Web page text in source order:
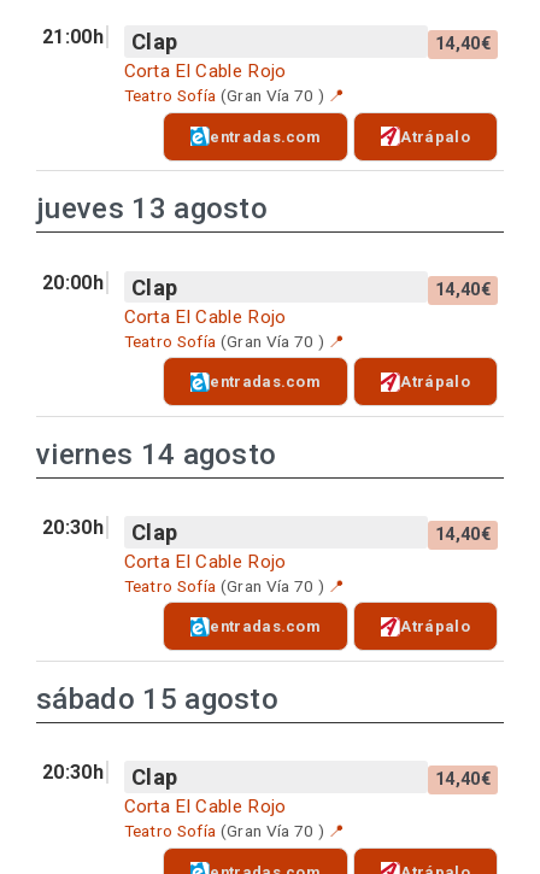
21:00h Clap 14,40€
Corta El Cable Rojo
Teatro Sofía (Gran Vía 70 ) 📍
entradas.com Atrápalo
jueves 13 agosto
20:00h Clap 14,40€
Corta El Cable Rojo
Teatro Sofía (Gran Vía 70 ) 📍
entradas.com Atrápalo
viernes 14 agosto
20:30h Clap 14,40€
Corta El Cable Rojo
Teatro Sofía (Gran Vía 70 ) 📍
entradas.com Atrápalo
sábado 15 agosto
20:30h Clap 14,40€
Corta El Cable Rojo
Teatro Sofía (Gran Vía 70 ) 📍